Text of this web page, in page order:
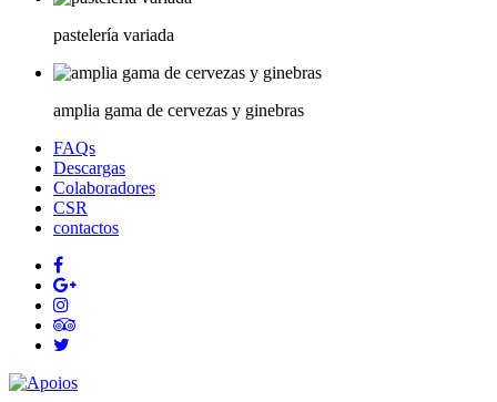
pastelería variada
amplia gama de cervezas y ginebras
FAQs
Descargas
Colaboradores
CSR
contactos